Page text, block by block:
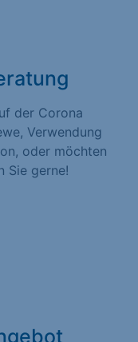
der Corona
Verwendung
oder möchten
Sie gerne!